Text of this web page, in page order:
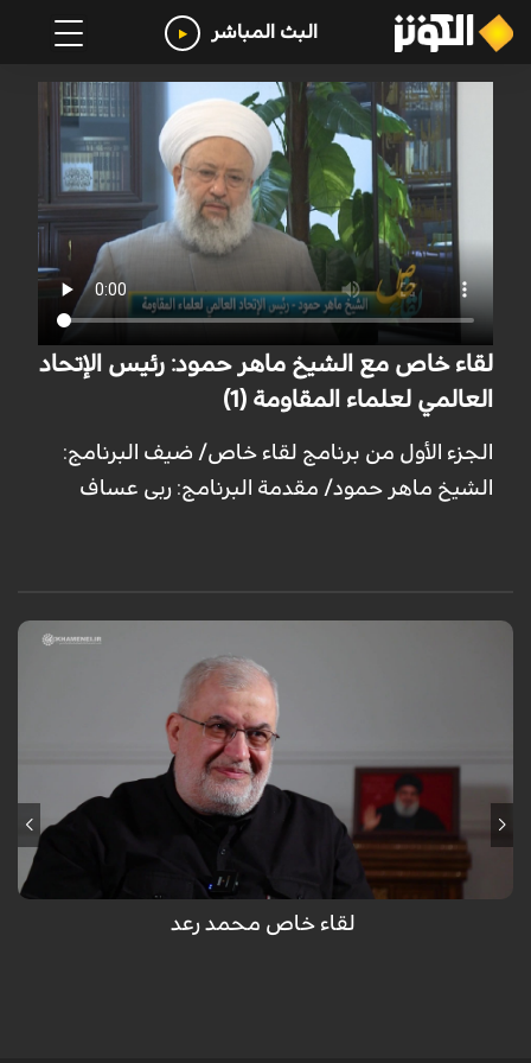
البث المباشر
لقاء خاص مع الشيخ ماهر حمود: رئيس الإتحاد
العالمي لعلماء المقاومة (1)
الجزء الأول من برنامج لقاء خاص/ ضيف البرنامج:
الشيخ ماهر حمود/ مقدمة البرنامج: ربى عساف
لقاء خاص محمد رعد